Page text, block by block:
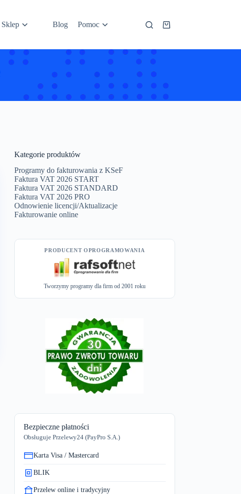
Sklep Blog Pomoc Koszyk
Kategorie produktów
Programy do fakturowania z KSeF
Faktura VAT 2026 START
Faktura VAT 2026 STANDARD
Faktura VAT 2026 PRO
Odnowienie licencji/Aktualizacje
Fakturowanie online
PRODUCENT OPROGRAMOWANIA
Tworzymy programy dla firm od 2001 roku
Bezpieczne płatności
Obsługuje Przelewy24 (PayPro S.A.)
Karta Visa / Mastercard
BLIK
Przelew online i tradycyjny